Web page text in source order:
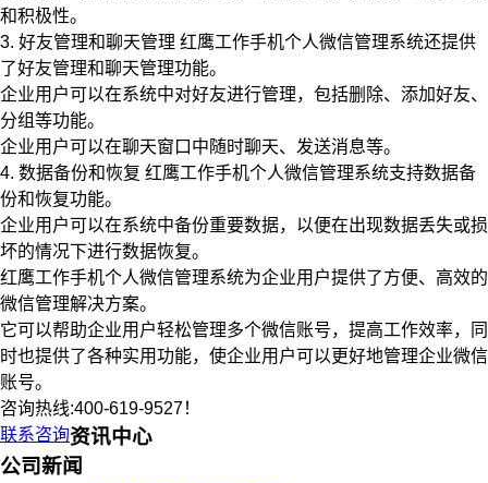
和积极性。
3. 好友管理和聊天管理 红鹰工作手机个人微信管理系统还提供
了好友管理和聊天管理功能。
企业用户可以在系统中对好友进行管理，包括删除、添加好友、
分组等功能。
企业用户可以在聊天窗口中随时聊天、发送消息等。
4. 数据备份和恢复 红鹰工作手机个人微信管理系统支持数据备
份和恢复功能。
企业用户可以在系统中备份重要数据，以便在出现数据丢失或损
坏的情况下进行数据恢复。
红鹰工作手机个人微信管理系统为企业用户提供了方便、高效的
微信管理解决方案。
它可以帮助企业用户轻松管理多个微信账号，提高工作效率，同
时也提供了各种实用功能，使企业用户可以更好地管理企业微信
账号。
咨询热线:400-619-9527！
联系咨询资讯中心
公司新闻